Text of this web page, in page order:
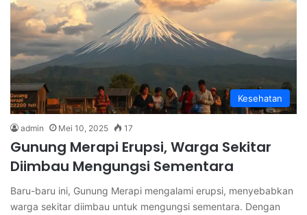
Kesehatan
admin Mei 10, 2025 17
Gunung Merapi Erupsi, Warga Sekitar
Diimbau Mengungsi Sementara
Baru-baru ini, Gunung Merapi mengalami erupsi, menyebabkan
warga sekitar diimbau untuk mengungsi sementara. Dengan